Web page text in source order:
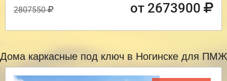
2807550 от 2673900
Дома каркасные под ключ в Ногинске для ПМЖ